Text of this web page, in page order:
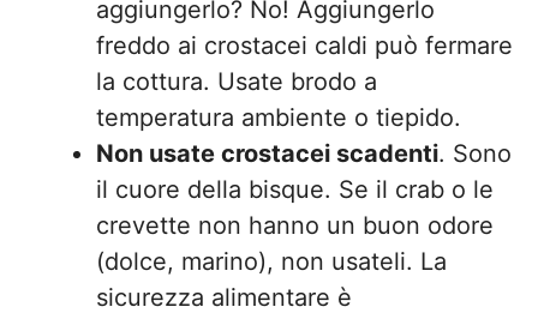
aggiungerlo? No! Aggiungerlo
freddo ai crostacei caldi può fermare
la cottura. Usate brodo a
temperatura ambiente o tiepido.
Non usate crostacei scadenti. Sono
il cuore della bisque. Se il crab o le
crevette non hanno un buon odore
(dolce, marino), non usateli. La
sicurezza alimentare è